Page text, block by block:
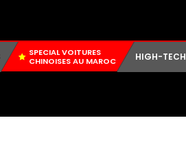
SPECIAL VOITURES
CHINOISES AU MAROC
HIGH-TECH